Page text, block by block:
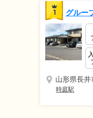
1 グルー
山形県長井
時庭駅